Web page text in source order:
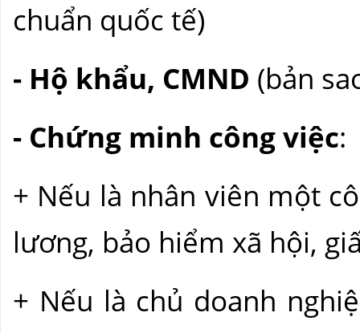
chuẩn quốc tế)
- Hộ khẩu, CMND (bản
- Chứng minh công việc:
+ Nếu là nhân viên một
lương, bảo hiểm xã hội,
+ Nếu là chủ doanh